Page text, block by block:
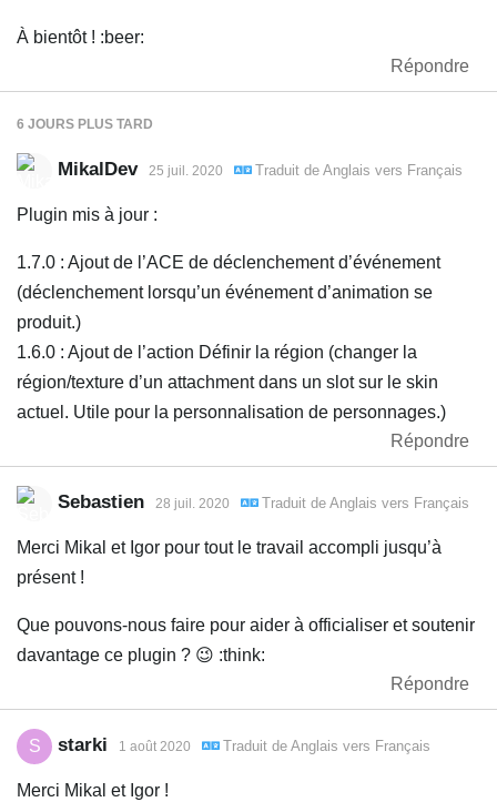
À bientôt ! :beer:
Répondre
6 JOURS PLUS TARD
MikalDev 25 juil. 2020 Traduit de Anglais vers Français
Plugin mis à jour :
1.7.0 : Ajout de l’ACE de déclenchement d’événement
(déclenchement lorsqu’un événement d’animation se
produit.)
1.6.0 : Ajout de l’action Définir la région (changer la
région/texture d’un attachment dans un slot sur le skin
actuel. Utile pour la personnalisation de personnages.)
Répondre
Sebastien 28 juil. 2020 Traduit de Anglais vers Français
Merci Mikal et Igor pour tout le travail accompli jusqu’à
présent !
Que pouvons-nous faire pour aider à officialiser et soutenir
davantage ce plugin ? 😉 :think:
Répondre
S starki 1 août 2020 Traduit de Anglais vers Français
Merci Mikal et Igor !